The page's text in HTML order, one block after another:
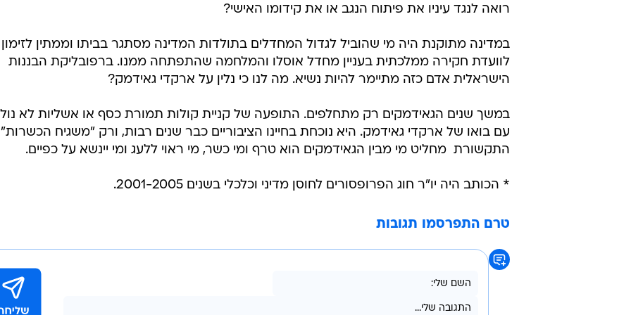
רואה לנגד עיניו את פיתוח הנגב או את קידומו האישי?
במדינה מתוקנת היה מי שהוביל לגדול המחדלים בתולדות המדינה מסתגר בביתו וממתין לזימון
לוועדת חקירה ממלכתית בעניין מחדל אוסלו והמלחמה שהתפתחה ממנו. ברפובליקת הבננות
הישראלית אדם כזה מתיימר להיות נשיא. מה לנו כי נלין על ארקדי גאידמק?
במשך שנים הגאידמקים רק מתחלפים. התופעה של קניית קולות תמורת כסף או אשליות לא
עם בואו של ארקדי גאידמק. היא נוכחת בחיינו הציבוריים כבר שנים רבות, ורק "משגיח הכשרות"
התקשורת  מחליט מי מבין הגאידמקים הוא טרף ומי כשר, מי ראוי ללעג ומי יינשא על כפיים.
* הכותב היה יו"ר חוג הפרופסורים לחוסן מדיני וכלכלי בשנים 2001-2005.
טרם התפרסמו תגובות